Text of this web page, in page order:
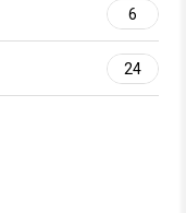
6
24